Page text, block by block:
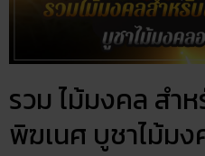
รวม ไม้มงคล สำ
พิฆเนศ บูชาไม้มง